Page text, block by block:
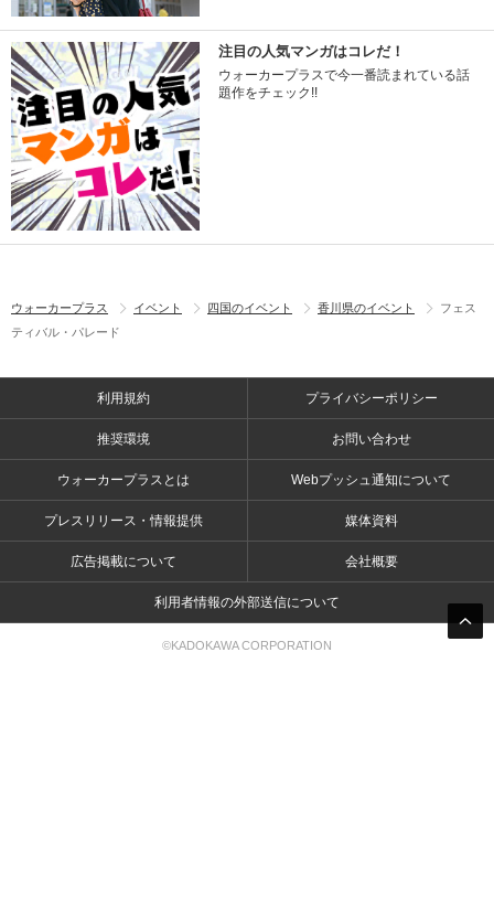
注目の人気マンガはコレだ！
ウォーカープラスで今一番読まれている話
題作をチェック!!
ウォーカープラス イベント 四国のイベント 香川県のイベント
フェス
ティバル・パレード
利用規約 プライバシーポリシー
推奨環境 お問い合わせ
ウォーカープラスとは Webプッシュ通知について
プレスリリース・情報提供 媒体資料
広告掲載について 会社概要
利用者情報の外部送信について
©KADOKAWA CORPORATION